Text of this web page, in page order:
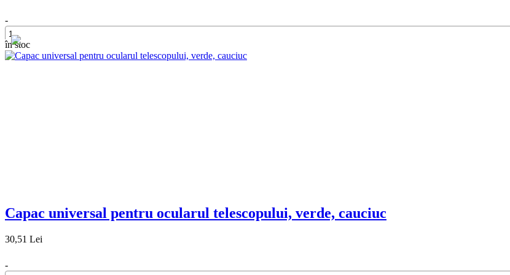
-
+
în stoc
Capac universal pentru ocularul telescopului, verde, cauciuc
30,51 Lei
-